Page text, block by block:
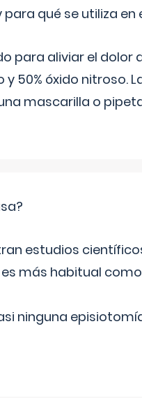
para qué se utiliza en
para aliviar el
y 50% óxido nitroso.
mascarilla o
estudios
más habitual
ninguna